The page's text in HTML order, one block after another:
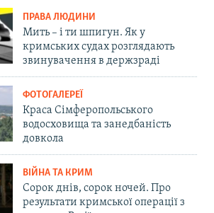
ПРАВА ЛЮДИНИ
Мить – і ти шпигун. Як у
кримських судах розглядають
звинувачення в держзраді
ФОТОГАЛЕРЕЇ
Краса Сімферопольського
водосховища та занедбаність
довкола
ВІЙНА ТА КРИМ
Сорок днів, сорок ночей. Про
результати кримської операції з